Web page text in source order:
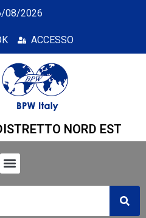
per
08/2026
ACCESSO
NORD EST